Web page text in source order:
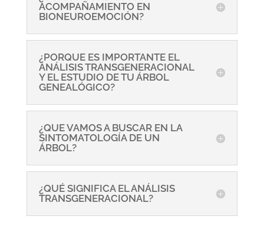
ACOMPAÑAMIENTO EN
BIONEUROEMOCIÓN?
¿PORQUE ES IMPORTANTE EL
ANÁLISIS TRANSGENERACIONAL
Y EL ESTUDIO DE TU ÁRBOL
GENEALÓGICO?
¿QUE VAMOS A BUSCAR EN LA
SINTOMATOLOGÍA DE UN
ÁRBOL?
¿QUÉ SIGNIFICA EL ANÁLISIS
TRANSGENERACIONAL?